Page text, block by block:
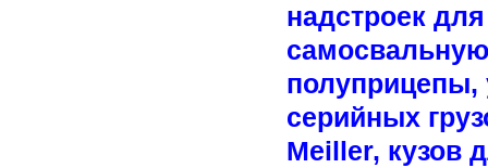
надстроек
полуприцепы,
серийных
Meiller, кузов